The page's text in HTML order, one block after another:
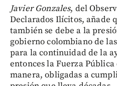
Javier Gonzales, del
Declarados Ilícitos, añade
también se debe a la
gobierno colombiano de
para la continuidad de la
entonces la Fuerza
manera, obligadas a